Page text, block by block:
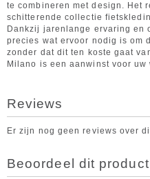
te combineren met design. Het
schitterende collectie
Dankzij jarenlange ervaring en
precies wat ervoor nodig is om
zonder dat dit ten koste gaat
Milano is een aanwinst voor
Reviews
Er zijn nog geen reviews over
Beoordeel dit product